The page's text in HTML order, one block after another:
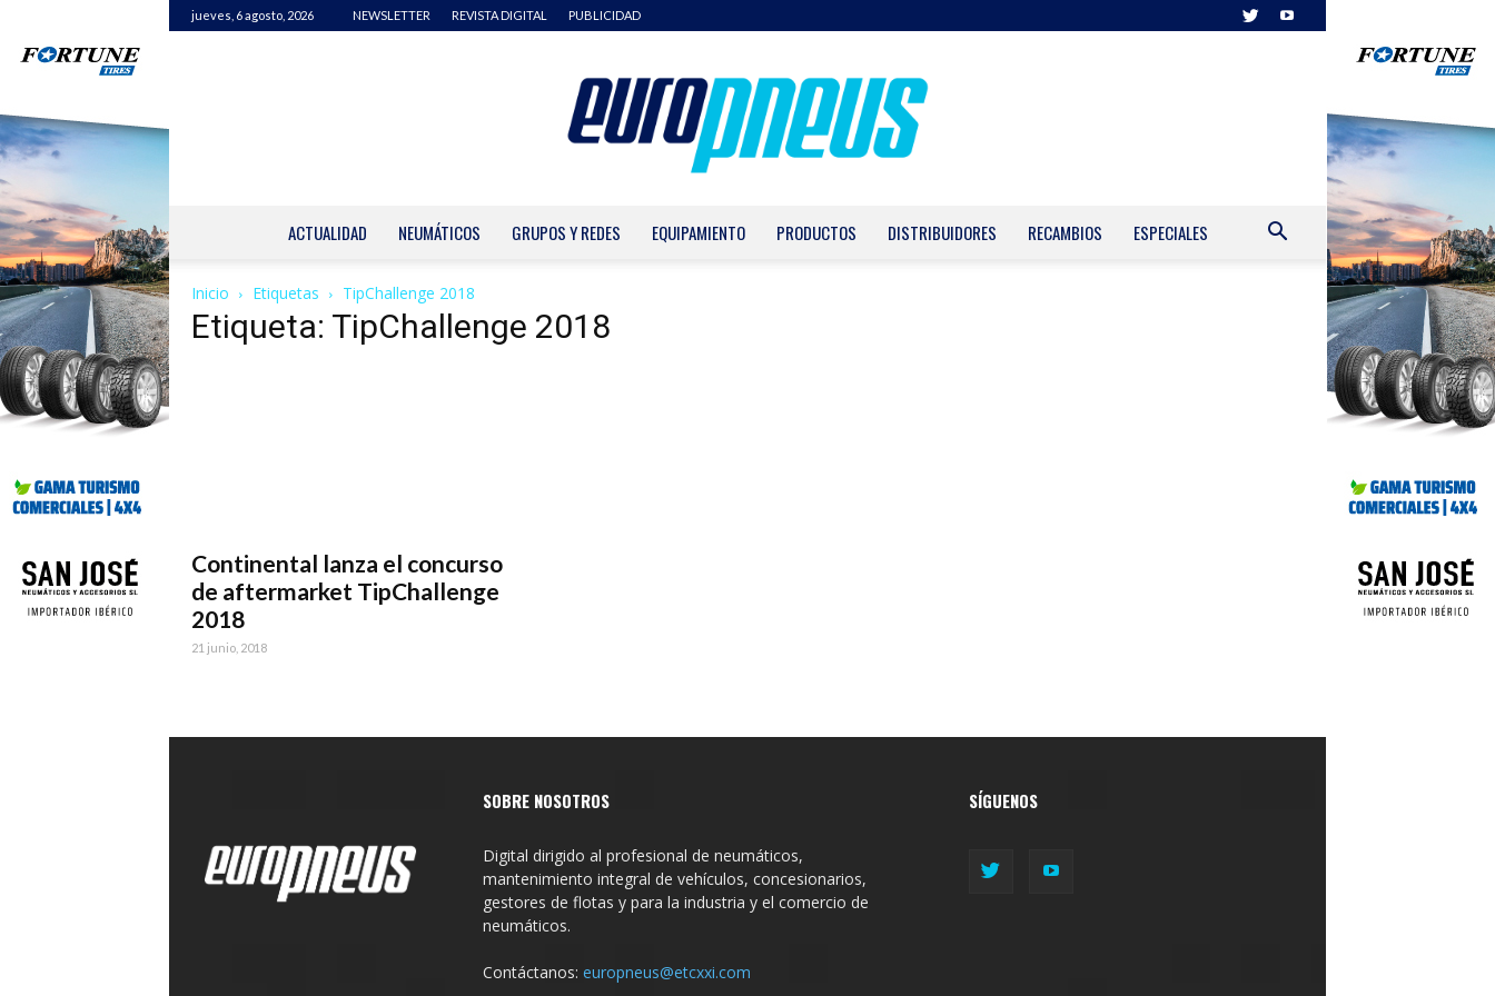
jueves, 6 agosto, 2026 NEWSLETTER REVISTA DIGITAL PUBLICIDAD
ACTUALIDAD NEUMÁTICOS GRUPOS Y REDES EQUIPAMIENTO PRODUCTOS DISTRIBUIDORES RECAMBIOS ESPECIALES
Inicio Etiquetas TipChallenge 2018
Etiqueta: TipChallenge 2018
Continental lanza el concurso
de aftermarket TipChallenge
2018
21 junio, 2018
SOBRE NOSOTROS
Digital dirigido al profesional de neumáticos,
mantenimiento integral de vehículos, concesionarios,
gestores de flotas y para la industria y el comercio de
neumáticos.
Contáctanos: europneus@etcxxi.com
SÍGUENOS